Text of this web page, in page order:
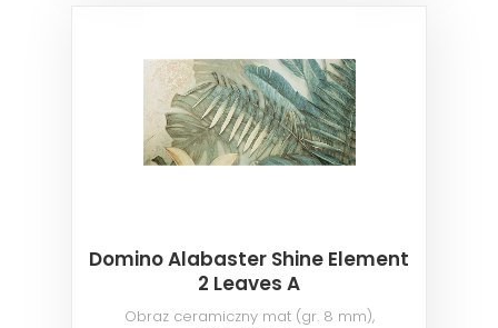
Domino Alabaster Shine Element
2 Leaves A
Obraz ceramiczny mat (gr. 8 mm),